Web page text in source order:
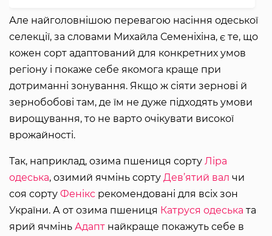
Але найголовнішою перевагою насіння одеської
селекції, за словами Михайла Семеніхіна, є те, що
кожен сорт адаптований для конкретних умов
регіону і покаже себе якомога краще при
дотриманні зонування. Якщо ж сіяти зернові й
зернобобові там, де їм не дуже підходять умови
вирощування, то не варто очікувати високої
врожайності.
Так, наприклад, озима пшениця сорту Ліра
одеська, озимий ячмінь сорту Дев’ятий вал чи
соя сорту Фенікс рекомендовані для всіх зон
України. А от озима пшениця Катруся одеська та
ярий ячмінь Адапт найкраще покажуть себе в